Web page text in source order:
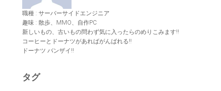
職種 : サーバーサイドエンジニア
趣味 : 散歩、MMO、自作PC
新しいもの、古いもの問わず気に入ったらのめりこみます!!
コーヒーとドーナツがあればがんばれる!!
ドーナツ バンザイ!!
タグ